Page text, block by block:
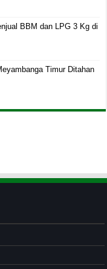
BBM dan LPG 3 Kg di
Timur Ditahan